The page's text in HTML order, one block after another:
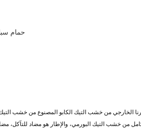
حمام
الخارجي من خشب التيك الكابو المصنوع من خشب التيك
من خشب التيك البورمي، والإطار هو مضاد للتآكل،